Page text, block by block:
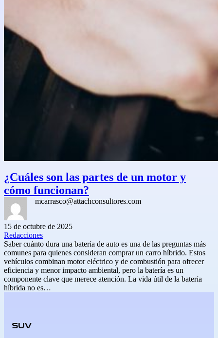
¿Cuáles son las partes de un motor y
cómo funcionan?
mcarrasco@attachconsultores.com
15 de octubre de 2025
Redacciones
Saber cuánto dura una batería de auto es una de las preguntas más
comunes para quienes consideran comprar un carro híbrido. Estos
vehículos combinan motor eléctrico y de combustión para ofrecer
eficiencia y menor impacto ambiental, pero la batería es un
componente clave que merece atención. La vida útil de la batería
híbrida no es…
SUV